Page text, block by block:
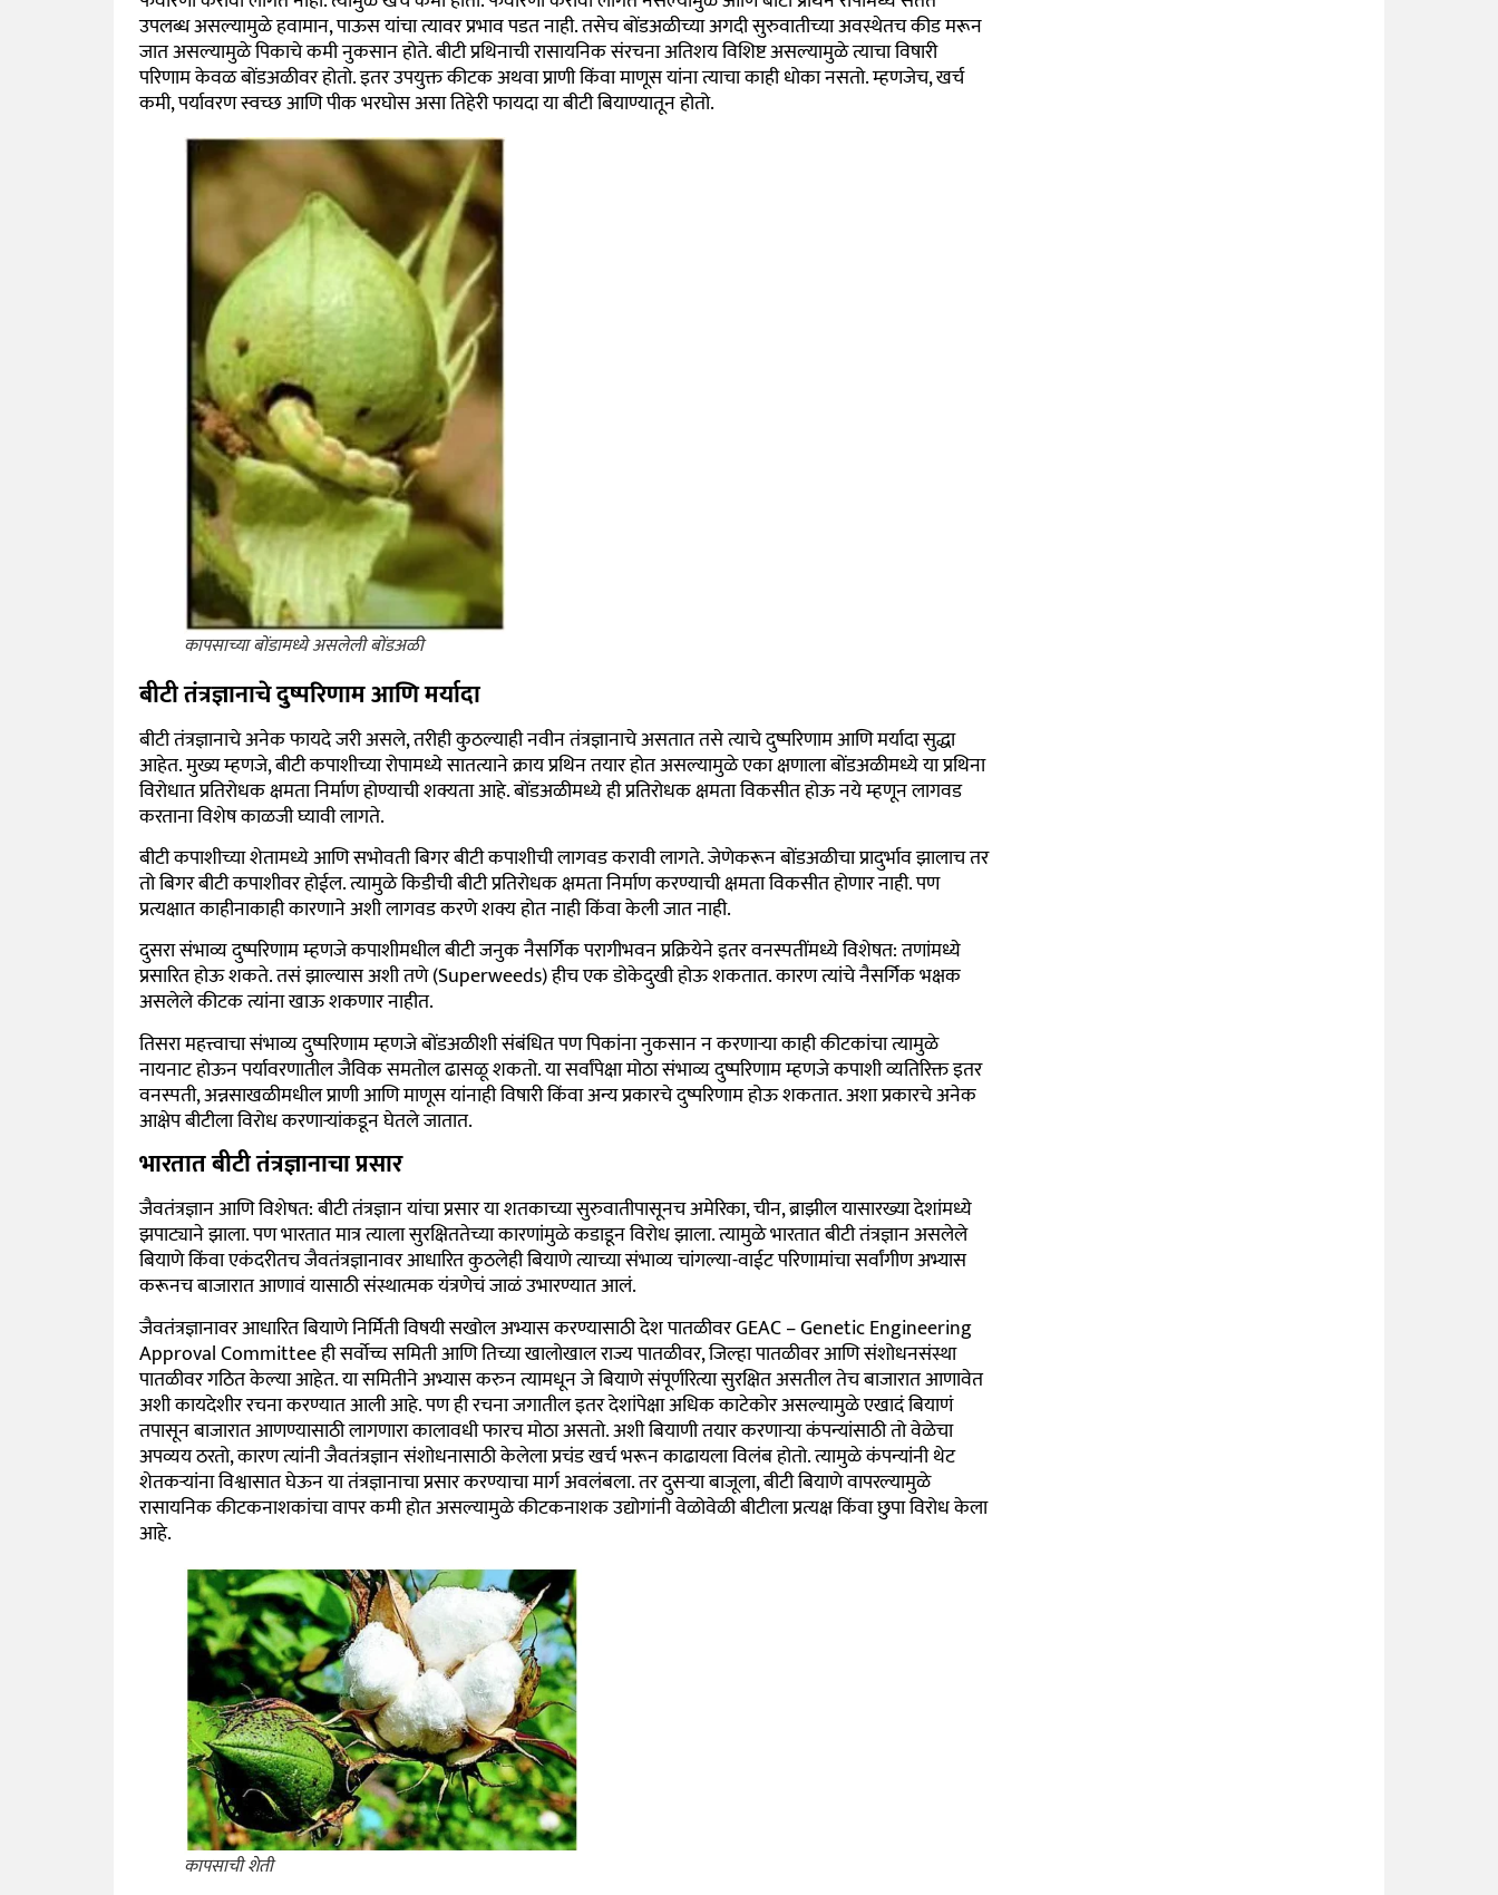
उपलब्ध असल्यामुळे हवामान, पाऊस यांचा त्यावर प्रभाव पडत नाही. तसेच बोंडअळीच्या अगदी सुरुवातीच्या अवस्थेतच कीड मरून
जात असल्यामुळे पिकाचे कमी नुकसान होते. बीटी प्रथिनाची रासायनिक संरचना अतिशय विशिष्ट असल्यामुळे त्याचा विषारी
परिणाम केवळ बोंडअळीवर होतो. इतर उपयुक्त कीटक अथवा प्राणी किंवा माणूस यांना त्याचा काही धोका नसतो. म्हणजेच, खर्च
कमी, पर्यावरण स्वच्छ आणि पीक भरघोस असा तिहेरी फायदा या बीटी बियाण्यातून होतो.
कापसाच्या बोंडामध्ये असलेली बोंडअळी
बीटी तंत्रज्ञानाचे दुष्परिणाम आणि मर्यादा
बीटी तंत्रज्ञानाचे अनेक फायदे जरी असले, तरीही कुठल्याही नवीन तंत्रज्ञानाचे असतात तसे त्याचे दुष्परिणाम आणि मर्यादा सुद्धा
आहेत. मुख्य म्हणजे, बीटी कपाशीच्या रोपामध्ये सातत्याने क्राय प्रथिन तयार होत असल्यामुळे एका क्षणाला बोंडअळीमध्ये या प्रथिना
विरोधात प्रतिरोधक क्षमता निर्माण होण्याची शक्यता आहे. बोंडअळीमध्ये ही प्रतिरोधक क्षमता विकसीत होऊ नये म्हणून लागवड
करताना विशेष काळजी घ्यावी लागते.
बीटी कपाशीच्या शेतामध्ये आणि सभोवती बिगर बीटी कपाशीची लागवड करावी लागते. जेणेकरून बोंडअळीचा प्रादुर्भाव झालाच तर
तो बिगर बीटी कपाशीवर होईल. त्यामुळे किडीची बीटी प्रतिरोधक क्षमता निर्माण करण्याची क्षमता विकसीत होणार नाही. पण
प्रत्यक्षात काहीनाकाही कारणाने अशी लागवड करणे शक्य होत नाही किंवा केली जात नाही.
दुसरा संभाव्य दुष्परिणाम म्हणजे कपाशीमधील बीटी जनुक नैसर्गिक परागीभवन प्रक्रियेने इतर वनस्पतींमध्ये विशेषत: तणांमध्ये
प्रसारित होऊ शकते. तसं झाल्यास अशी तणे (Superweeds) हीच एक डोकेदुखी होऊ शकतात. कारण त्यांचे नैसर्गिक भक्षक
असलेले कीटक त्यांना खाऊ शकणार नाहीत.
तिसरा महत्त्वाचा संभाव्य दुष्परिणाम म्हणजे बोंडअळीशी संबंधित पण पिकांना नुकसान न करणाऱ्या काही कीटकांचा त्यामुळे
नायनाट होऊन पर्यावरणातील जैविक समतोल ढासळू शकतो. या सर्वांपेक्षा मोठा संभाव्य दुष्परिणाम म्हणजे कपाशी व्यतिरिक्त इतर
वनस्पती, अन्नसाखळीमधील प्राणी आणि माणूस यांनाही विषारी किंवा अन्य प्रकारचे दुष्परिणाम होऊ शकतात. अशा प्रकारचे अनेक
आक्षेप बीटीला विरोध करणाऱ्यांकडून घेतले जातात.
भारतात बीटी तंत्रज्ञानाचा प्रसार
जैवतंत्रज्ञान आणि विशेषत: बीटी तंत्रज्ञान यांचा प्रसार या शतकाच्या सुरुवातीपासूनच अमेरिका, चीन, ब्राझील यासारख्या देशांमध्ये
झपाट्याने झाला. पण भारतात मात्र त्याला सुरक्षिततेच्या कारणांमुळे कडाडून विरोध झाला. त्यामुळे भारतात बीटी तंत्रज्ञान असलेले
बियाणे किंवा एकंदरीतच जैवतंत्रज्ञानावर आधारित कुठलेही बियाणे त्याच्या संभाव्य चांगल्या-वाईट परिणामांचा सर्वांगीण अभ्यास
करूनच बाजारात आणावं यासाठी संस्थात्मक यंत्रणेचं जाळं उभारण्यात आलं.
जैवतंत्रज्ञानावर आधारित बियाणे निर्मिती विषयी सखोल अभ्यास करण्यासाठी देश पातळीवर GEAC – Genetic Engineering
Approval Committee ही सर्वोच्च समिती आणि तिच्या खालोखाल राज्य पातळीवर, जिल्हा पातळीवर आणि संशोधनसंस्था
पातळीवर गठित केल्या आहेत. या समितीने अभ्यास करुन त्यामधून जे बियाणे संपूर्णरित्या सुरक्षित असतील तेच बाजारात आणावेत
अशी कायदेशीर रचना करण्यात आली आहे. पण ही रचना जगातील इतर देशांपेक्षा अधिक काटेकोर असल्यामुळे एखादं बियाणं
तपासून बाजारात आणण्यासाठी लागणारा कालावधी फारच मोठा असतो. अशी बियाणी तयार करणाऱ्या कंपन्यांसाठी तो वेळेचा
अपव्यय ठरतो, कारण त्यांनी जैवतंत्रज्ञान संशोधनासाठी केलेला प्रचंड खर्च भरून काढायला विलंब होतो. त्यामुळे कंपन्यांनी थेट
शेतकऱ्यांना विश्वासात घेऊन या तंत्रज्ञानाचा प्रसार करण्याचा मार्ग अवलंबला. तर दुसऱ्या बाजूला, बीटी बियाणे वापरल्यामुळे
रासायनिक कीटकनाशकांचा वापर कमी होत असल्यामुळे कीटकनाशक उद्योगांनी वेळोवेळी बीटीला प्रत्यक्ष किंवा छुपा विरोध केला
आहे.
कापसाची शेती